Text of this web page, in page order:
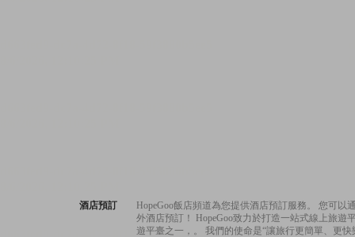
酒店預訂
HopeGoo飯店頻道為您提供酒店預訂服務。 您可
外酒店預訂！ HopeGoo致力於打造一站式線上旅
遊平臺之一，。 我們的使命是“讓旅行更簡單、更